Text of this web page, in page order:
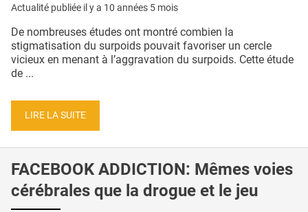
Actualité publiée il y a 10 années 5 mois
De nombreuses études ont montré combien la
stigmatisation du surpoids pouvait favoriser un cercle
vicieux en menant à l’aggravation du surpoids. Cette étude
de ...
LIRE LA SUITE
FACEBOOK ADDICTION: Mêmes voies
cérébrales que la drogue et le jeu